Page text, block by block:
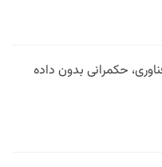
حکمرانی بدون داده